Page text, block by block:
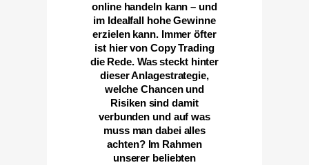
online handeln kann – und
im Idealfall hohe Gewinne
erzielen kann. Immer öfter
ist hier von Copy Trading
die Rede. Was steckt hinter
dieser Anlagestrategie,
welche Chancen und
Risiken sind damit
verbunden und auf was
muss man dabei alles
achten? Im Rahmen
unserer beliebten